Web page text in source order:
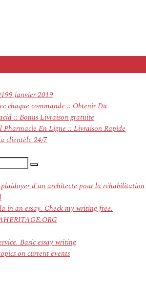
9 janvier 2019
chaque commande :: Obtenir Du
:: Bonus Livraison gratuite
Pharmacie En Ligne :: Livraison Rapide
clientèle 24/7
Recherche
d’un architecte pour la réhabilitation
in an essay. Check my writing free.
Basic essay writing
on current events